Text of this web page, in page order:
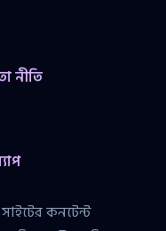
নীতি
কনটেন্ট